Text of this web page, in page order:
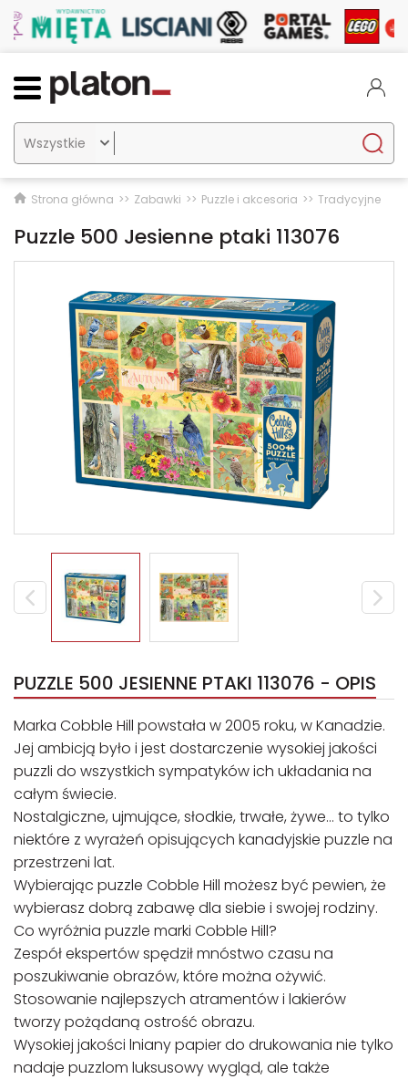

Strona główna Zabawki Puzzle i akcesoria Tradycyjne
Puzzle 500 Jesienne ptaki 113076
PUZZLE 500 JESIENNE PTAKI 113076 - OPIS
Marka Cobble Hill powstała w 2005 roku, w Kanadzie.
Jej ambicją było i jest dostarczenie wysokiej jakości
puzzli do wszystkich sympatyków ich układania na
całym świecie.
Nostalgiczne, ujmujące, słodkie, trwałe, żywe… to tylko
niektóre z wyrażeń opisujących kanadyjskie puzzle na
przestrzeni lat.
Wybierając puzzle Cobble Hill możesz być pewien, że
wybierasz dobrą zabawę dla siebie i swojej rodziny.
Co wyróżnia puzzle marki Cobble Hill?
Zespół ekspertów spędził mnóstwo czasu na
poszukiwanie obrazów, które można ożywić.
Stosowanie najlepszych atramentów i lakierów
tworzy pożądaną ostrość obrazu.
Wysokiej jakości lniany papier do drukowania nie tylko
nadaje puzzlom luksusowy wygląd, ale także